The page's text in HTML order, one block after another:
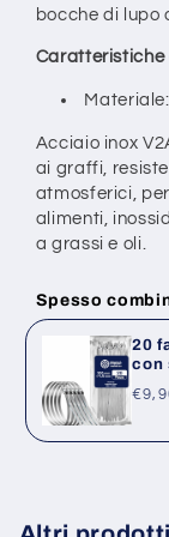
bocche di lupo
Caratteristiche
Acciaio inox
ai graffi,
atmosferici,
alimenti,
a grassi e oli.
Spesso
20
con
di